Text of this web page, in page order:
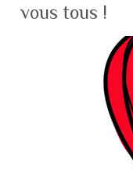
vous tous !